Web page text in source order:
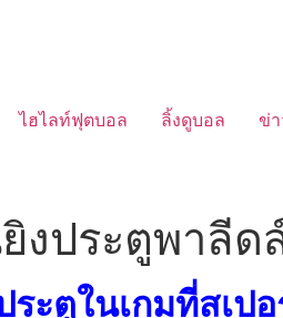
ไฮไลท์ฟุตบอล ลิ้งดูบอล ข่
งประตูพาลีด
ะตูในเกมที่สเป